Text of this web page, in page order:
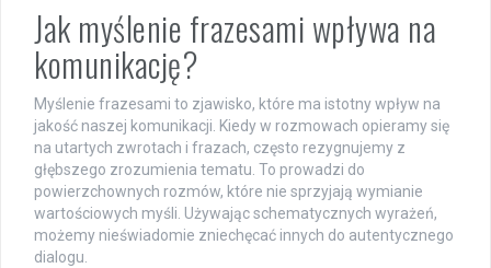
Jak myślenie frazesami wpływa na
komunikację?
Myślenie frazesami to zjawisko, które ma istotny wpływ na
jakość naszej komunikacji. Kiedy w rozmowach opieramy się
na utartych zwrotach i frazach, często rezygnujemy z
głębszego zrozumienia tematu. To prowadzi do
powierzchownych rozmów, które nie sprzyjają wymianie
wartościowych myśli. Używając schematycznych wyrażeń,
możemy nieświadomie zniechęcać innych do autentycznego
dialogu.